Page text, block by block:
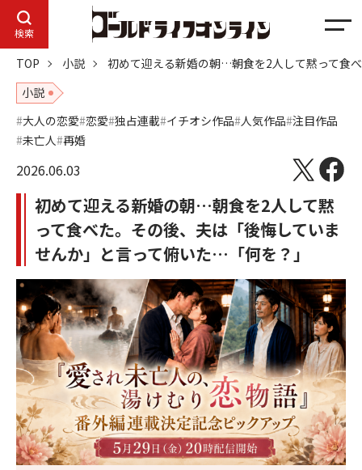
検索
メ
ニ
ュ
TOP 小説
初めて迎える新婚の朝…朝食を2人して黙って食
小説
大人の恋愛 恋愛 独占連載 イチオシ作品 人気作品 注目作品
未亡人 再婚
2026.06.03
初めて迎える新婚の朝…朝食を2人して黙
って食べた。その後、夫は「後悔していま
せんか」と言って俯いた…「何を？」